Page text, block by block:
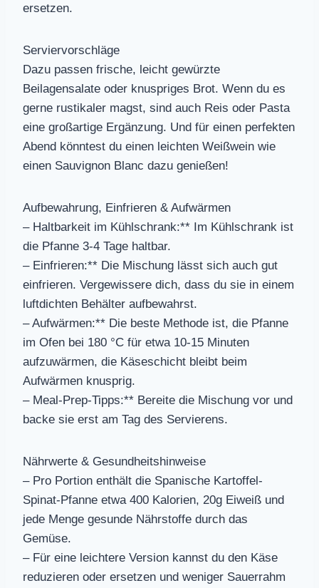
ersetzen.
Serviervorschläge
Dazu passen frische, leicht gewürzte
Beilagensalate oder knuspriges Brot. Wenn du es
gerne rustikaler magst, sind auch Reis oder Pasta
eine großartige Ergänzung. Und für einen perfekten
Abend könntest du einen leichten Weißwein wie
einen Sauvignon Blanc dazu genießen!
Aufbewahrung, Einfrieren & Aufwärmen
– Haltbarkeit im Kühlschrank:** Im Kühlschrank ist
die Pfanne 3-4 Tage haltbar.
– Einfrieren:** Die Mischung lässt sich auch gut
einfrieren. Vergewissere dich, dass du sie in einem
luftdichten Behälter aufbewahrst.
– Aufwärmen:** Die beste Methode ist, die Pfanne
im Ofen bei 180 °C für etwa 10-15 Minuten
aufzuwärmen, die Käseschicht bleibt beim
Aufwärmen knusprig.
– Meal-Prep-Tipps:** Bereite die Mischung vor und
backe sie erst am Tag des Servierens.
Nährwerte & Gesundheitshinweise
– Pro Portion enthält die Spanische Kartoffel-
Spinat-Pfanne etwa 400 Kalorien, 20g Eiweiß und
jede Menge gesunde Nährstoffe durch das
Gemüse.
– Für eine leichtere Version kannst du den Käse
reduzieren oder ersetzen und weniger Sauerrahm